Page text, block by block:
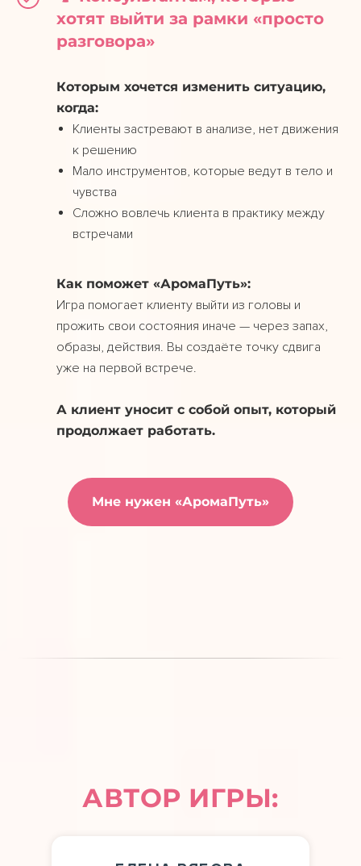
хотят выйти за рамки «просто
разговора»
Которым хочется изменить ситуацию,
когда:
Клиенты застревают в анализе, нет движения
к решению
Мало инструментов, которые ведут в тело и
чувства
Сложно вовлечь клиента в практику между
встречами
Как поможет «АромаПуть»:
Игра помогает клиенту выйти из головы и
прожить свои состояния иначе — через запах,
образы, действия. Вы создаёте точку сдвига
уже на первой встрече.
А клиент уносит с собой опыт, который
продолжает работать.
Мне нужен «АромаПуть»
АВТОР ИГРЫ: